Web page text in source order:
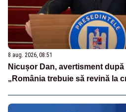
8 aug. 2026, 08:51
Nicușor Dan, avertisment după
„România trebuie să revină la